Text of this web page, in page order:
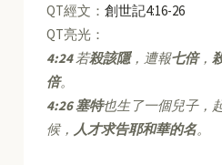
QT經文：創世記4:16-26
QT亮光：
4:24若殺該隱，遭報七倍，
倍。
4:26塞特也生了一個兒子，
候， 人才求告耶和華的名。